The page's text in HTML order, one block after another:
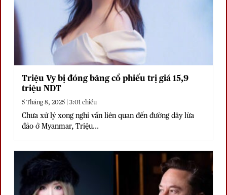
Triệu Vy bị đóng băng cổ phiếu trị giá 15,9
triệu NDT
5 Tháng 8, 2025 | 3:01 chiều
Chưa xử lý xong nghi vấn liên quan đến đường dây lừa
đảo ở Myanmar, Triệu...